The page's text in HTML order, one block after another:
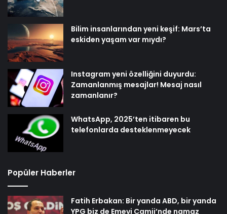
Bilim insanlarından yeni keşif: Mars’ta
eskiden yaşam var mıydı?
Instagram yeni özelliğini duyurdu:
Zamanlanmış mesajlar! Mesaj nasıl
zamanlanır?
WhatsApp, 2025’ten itibaren bu
telefonlarda desteklenmeyecek
Popüler Haberler
Fatih Erbakan: Bir yanda ABD, bir yanda
YPG biz de Emevi Camii’nde namaz